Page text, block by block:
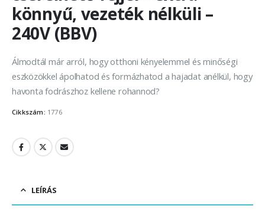
könnyű, vezeték nélküli –
240V (BBV)
Álmodtál már arról, hogy otthoni kényelemmel és minőségi
eszközökkel ápolhatod és formázhatod a hajadat anélkül, hogy
havonta fodrászhoz kellene rohannod?
Cikkszám: 1776
LEÍRÁS